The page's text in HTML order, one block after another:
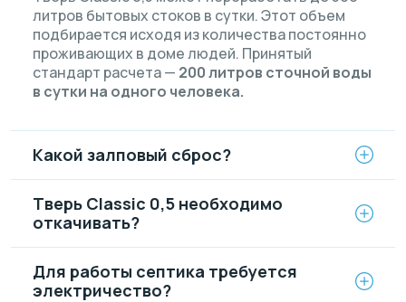
литров бытовых стоков в сутки. Этот объем
подбирается исходя из количества постоянно
проживающих в доме людей. Принятый
стандарт расчета — 200 литров сточной воды
в сутки на одного человека.
Какой залповый сброс?
Тверь Classic 0,5 необходимо
откачивать?
Для работы септика требуется
электричество?